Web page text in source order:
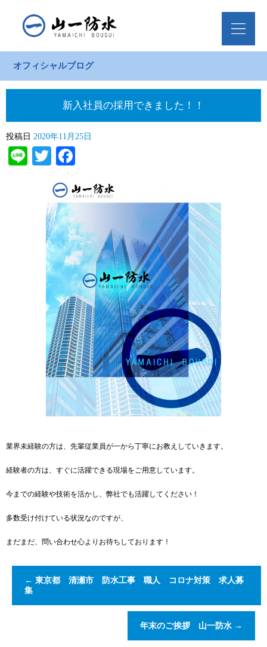
オフィシャルブログ
新入社員の採用できました！！
投稿日 2020年11月25日
LineTwitter
業界未経験の方は、先輩従業員が一から丁寧にお教えしていきます。
経験者の方は、すぐに活躍できる現場をご用意しています。
今までの経験や技術を活かし、弊社でも活躍してください！
多数受け付けている状況なのですが、
まだまだ、問い合わせ心よりお待ちしております！
← 東京都 清瀬市 防水工事 職人 コロナ対策 求人募
集
年末のご挨拶 山一防水 →